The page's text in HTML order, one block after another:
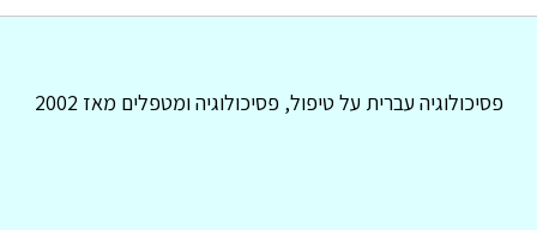
פסיכולוגיה עברית על טיפול, פסיכולוגיה ומטפלים מאז 2002